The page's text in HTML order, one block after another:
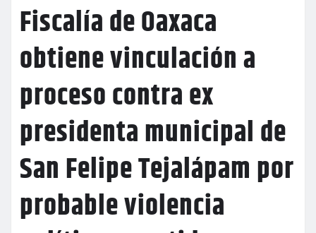
Fiscalía de Oaxaca
obtiene vinculación a
proceso contra ex
presidenta municipal de
San Felipe Tejalápam por
probable violencia